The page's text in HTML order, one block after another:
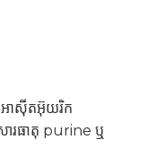
អាស៊ីតអ៊ុយរិក
ារធាតុ purine ឬ